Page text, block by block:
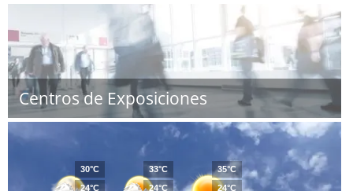
Centros de Exposiciones
30°C
24°C
33°C
24°C
35°C
24°C